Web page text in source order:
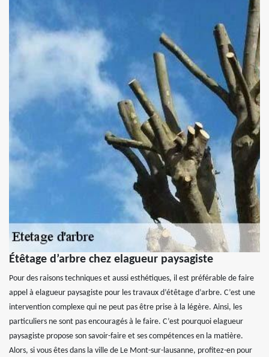
Étêtage d’arbre chez elagueur paysagiste
Pour des raisons techniques et aussi esthétiques, il est préférable de faire
appel à elagueur paysagiste pour les travaux d’étêtage d’arbre. C’est une
intervention complexe qui ne peut pas être prise à la légère. Ainsi, les
particuliers ne sont pas encouragés à le faire. C’est pourquoi elagueur
paysagiste propose son savoir-faire et ses compétences en la matière.
Alors, si vous êtes dans la ville de Le Mont-sur-lausanne, profitez-en pour